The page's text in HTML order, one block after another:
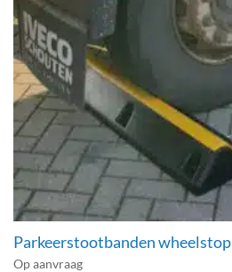
Parkeerstootbanden wheelstop
Op aanvraag